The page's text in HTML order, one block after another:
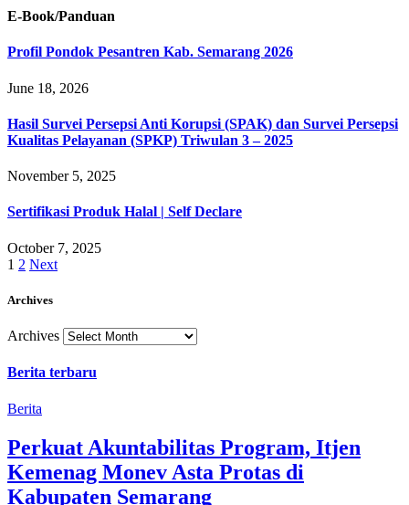
E-Book/Panduan
Profil Pondok Pesantren Kab. Semarang 2026
June 18, 2026
Hasil Survei Persepsi Anti Korupsi (SPAK) dan Survei Persepsi
Kualitas Pelayanan (SPKP) Triwulan 3 – 2025
November 5, 2025
Sertifikasi Produk Halal | Self Declare
October 7, 2025
1 2 Next
Archives
Archives
Berita terbaru
Berita
Perkuat Akuntabilitas Program, Itjen
Kemenag Monev Asta Protas di
Kabupaten Semarang